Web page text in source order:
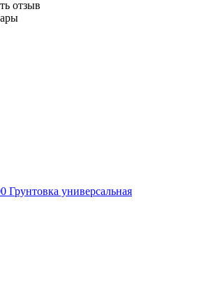
отзыв
Грунтовка универсальная